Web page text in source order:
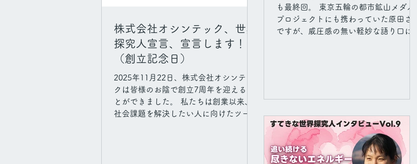
株式会社オシンテック、世界
探究人宣言、宣言します！
（創立記念日）
2025年11月22日、株式会社オシンテッ
クは皆様のお陰で創立7周年を迎えるこ
とができました。 私たちは創業以来、
社会課題を解決したい人に向けたツール
も最終回。 東京五輪の都市鉱山メダル
プロジェクトにも携わっていた原田さん
ですが、威圧感の無い軽妙な語り口に思
る。ああ、 自分の分野で満足しちゃい
けないんだな と思いますね。大事なの
は、それぞれの人の思考に影響をもたら
すこと。 人が変わることに醍醐味があ